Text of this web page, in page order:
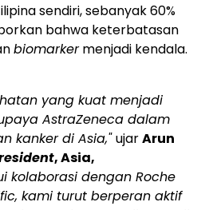
sendiri, sebanyak 60%
bahwa keterbatasan
biomarkermenjadi kendala.
yang kuat menjadi
AstraZeneca dalam
kanker di Asia,"ujarArun
, Asia,
kolaborasi dengan Roche
kami turut berperan aktif